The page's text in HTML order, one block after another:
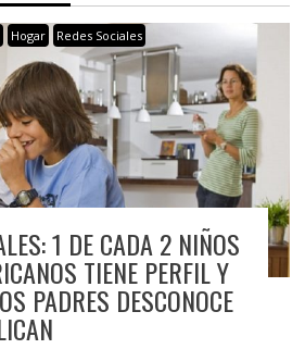
Hogar Redes Sociales
1 DE CADA 2 NIÑOS
TIENE PERFIL Y
PADRES DESCONOCE